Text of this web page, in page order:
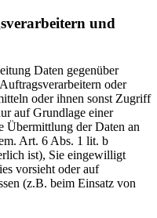
und
Daten gegenüber
oder
oder ihnen sonst Zugriff
auf Grundlage einer
Übermittlung der Daten an
Art. 6 Abs. 1 lit. b
ist), Sie eingewilligt
vorsieht oder auf
(z.B. beim Einsatz von